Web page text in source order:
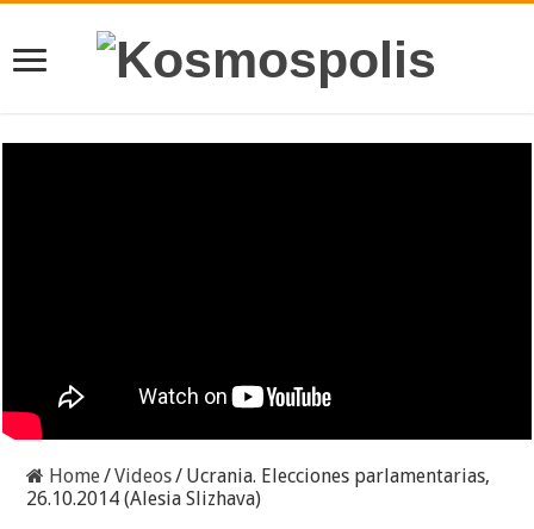
Home/Videos/ Ucrania. Elecciones parlamentarias,
26.10.2014 (Alesia Slizhava)